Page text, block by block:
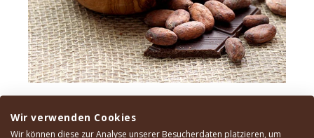
Wir verwenden Cookies
Wir können diese zur Analyse unserer Besucherdaten platzieren, um